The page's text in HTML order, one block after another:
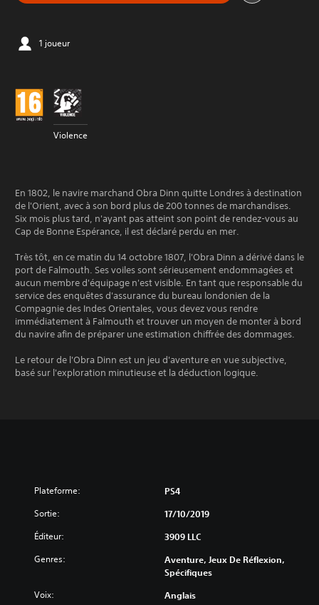
1 joueur
Violence
En 1802, le navire marchand Obra Dinn quitte Londres à destination
de l'Orient, avec à son bord plus de 200 tonnes de marchandises.
Six mois plus tard, n'ayant pas atteint son point de rendez-vous au
Cap de Bonne Espérance, il est déclaré perdu en mer.
Très tôt, en ce matin du 14 octobre 1807, l'Obra Dinn a dérivé dans le
port de Falmouth. Ses voiles sont sérieusement endommagées et
aucun membre d'équipage n'est visible. En tant que responsable du
service des enquêtes d'assurance du bureau londonien de la
Compagnie des Indes Orientales, vous devez vous rendre
immédiatement à Falmouth et trouver un moyen de monter à bord
du navire afin de préparer une estimation chiffrée des dommages.
Le retour de l'Obra Dinn est un jeu d'aventure en vue subjective,
basé sur l'exploration minutieuse et la déduction logique.
Plateforme: PS4
Sortie: 17/10/2019
Éditeur: 3909 LLC
Genres:
Aventure, Jeux De Réflexion,
Spécifiques
Voix: Anglais